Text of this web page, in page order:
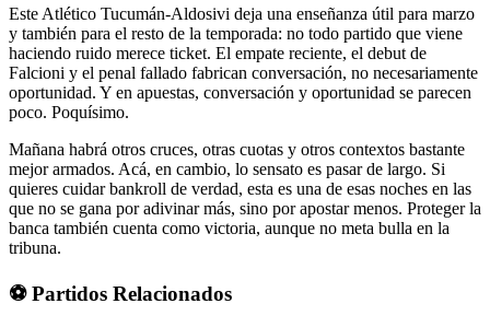
Este Atlético Tucumán-Aldosivi deja una enseñanza útil para marzo
y también para el resto de la temporada: no todo partido que viene
haciendo ruido merece ticket. El empate reciente, el debut de
Falcioni y el penal fallado fabrican conversación, no necesariamente
oportunidad. Y en apuestas, conversación y oportunidad se parecen
poco. Poquísimo.
Mañana habrá otros cruces, otras cuotas y otros contextos bastante
mejor armados. Acá, en cambio, lo sensato es pasar de largo. Si
quieres cuidar bankroll de verdad, esta es una de esas noches en las
que no se gana por adivinar más, sino por apostar menos. Proteger la
banca también cuenta como victoria, aunque no meta bulla en la
tribuna.
⚽ Partidos Relacionados